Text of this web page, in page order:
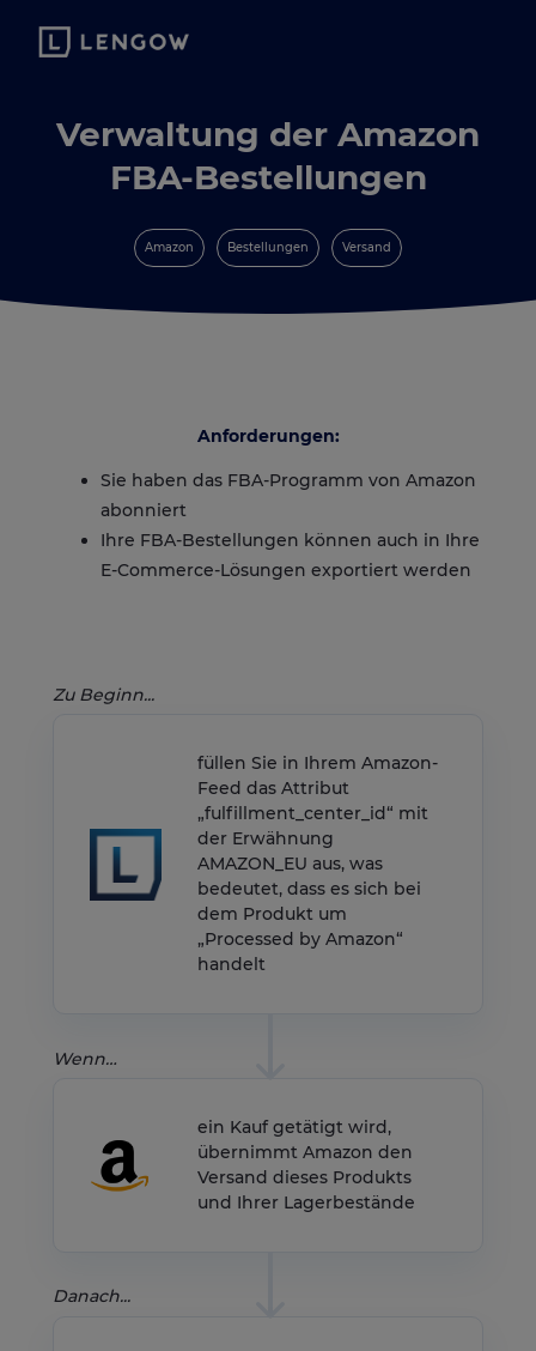
Verwaltung der Amazon
FBA-Bestellungen
Amazon Bestellungen Versand
Anforderungen:
Sie haben das FBA-Programm von Amazon
abonniert
Ihre FBA-Bestellungen können auch in Ihre
E-Commerce-Lösungen exportiert werden
Zu Beginn...
füllen Sie in Ihrem Amazon-
Feed das Attribut
„fulfillment_center_id“ mit
der Erwähnung
AMAZON_EU aus, was
bedeutet, dass es sich bei
dem Produkt um
„Processed by Amazon“
handelt
Wenn…
ein Kauf getätigt wird,
übernimmt Amazon den
Versand dieses Produkts
und Ihrer Lagerbestände
Danach...